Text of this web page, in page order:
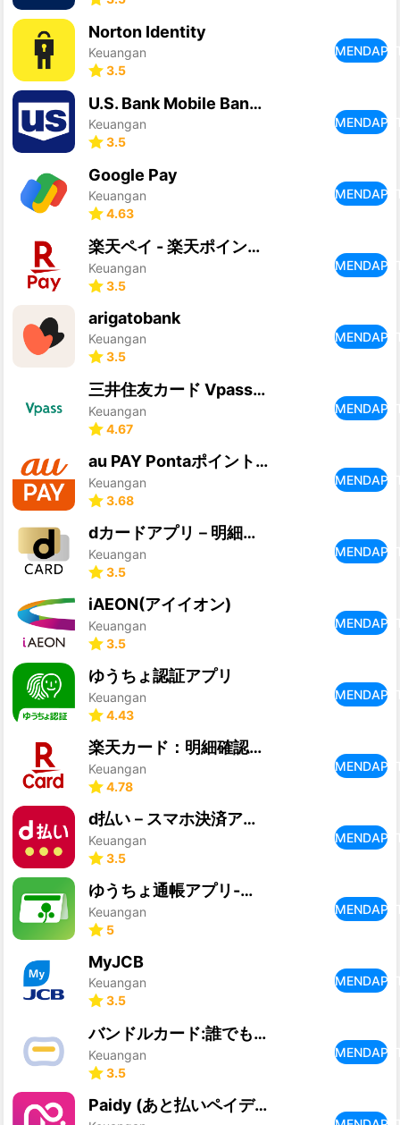
Norton Identity
Keuangan
3.5
U.S. Bank Mobile Banking
Keuangan
3.5
Google Pay
Keuangan
4.63
楽天ペイ - 楽天ポイントカードも利用できるスマホ決済アプリ
Keuangan
3.5
arigatobank
Keuangan
3.5
三井住友カード Vpassアプリ
Keuangan
4.67
au PAY Pontaポイントがおトクにたまる！
Keuangan
3.68
dカードアプリ－明細照会・dポイントカードも利用できる！
Keuangan
3.5
iAEON(アイイオン)
Keuangan
3.5
ゆうちょ認証アプリ
Keuangan
4.43
楽天カード：明細確認・家計簿アプリ
Keuangan
4.78
d払い－スマホ決済アプリ、キャッシュレスでお支払い
Keuangan
3.5
ゆうちょ通帳アプリ-銀行・通帳アプリ
Keuangan
5
MyJCB
Keuangan
3.5
バンドルカード:誰でも発行できるVisaプリカ
Keuangan
3.5
Paidy (あと払いペイディ)-後払いアプリ